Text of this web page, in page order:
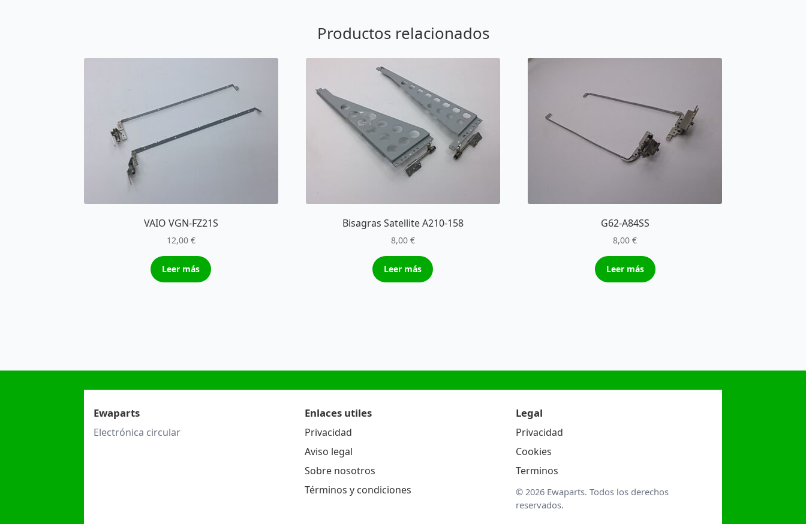
Productos relacionados
VAIO VGN-FZ21S
12,00 €
Leer más
Bisagras Satellite A210-158
8,00 €
Leer más
G62-A84SS
8,00€
Leer más
Ewaparts
Electrónica circular
Enlaces utiles
Privacidad
Aviso legal
Sobre nosotros
Términos y condiciones
Legal
Privacidad
Cookies
Terminos
© 2026 Ewaparts. Todos los derechos
reservados.